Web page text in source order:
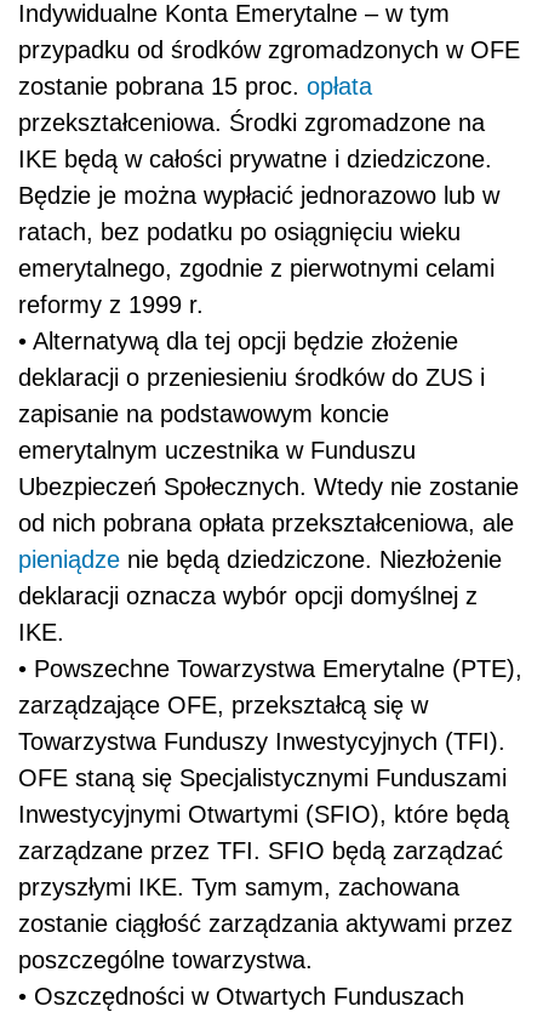
Indywidualne Konta Emerytalne – w tym
przypadku od środków zgromadzonych w OFE
zostanie pobrana 15 proc. opłata
przekształceniowa. Środki zgromadzone na
IKE będą w całości prywatne i dziedziczone.
Będzie je można wypłacić jednorazowo lub w
ratach, bez podatku po osiągnięciu wieku
emerytalnego, zgodnie z pierwotnymi celami
reformy z 1999 r.
• Alternatywą dla tej opcji będzie złożenie
deklaracji o przeniesieniu środków do ZUS i
zapisanie na podstawowym koncie
emerytalnym uczestnika w Funduszu
Ubezpieczeń Społecznych. Wtedy nie zostanie
od nich pobrana opłata przekształceniowa, ale
pieniądze nie będą dziedziczone. Niezłożenie
deklaracji oznacza wybór opcji domyślnej z
IKE.
• Powszechne Towarzystwa Emerytalne (PTE),
zarządzające OFE, przekształcą się w
Towarzystwa Funduszy Inwestycyjnych (TFI).
OFE staną się Specjalistycznymi Funduszami
Inwestycyjnymi Otwartymi (SFIO), które będą
zarządzane przez TFI. SFIO będą zarządzać
przyszłymi IKE. Tym samym, zachowana
zostanie ciągłość zarządzania aktywami przez
poszczególne towarzystwa.
• Oszczędności w Otwartych Funduszach